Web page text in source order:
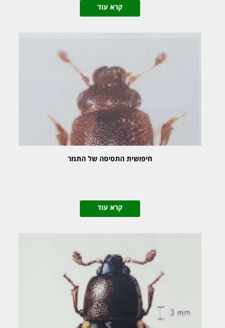
קרא עוד
חיפושית התסיסה של התמר
קרא עוד